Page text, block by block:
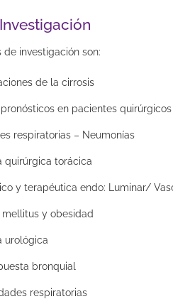
de investigación son:
de la cirrosis
pronósticos en pacientes quirúrgicos
respiratorias – Neumonías
quirúrgica torácica
y terapéutica endo: Luminar/
mellitus y obesidad
urológica
bronquial
respiratorias